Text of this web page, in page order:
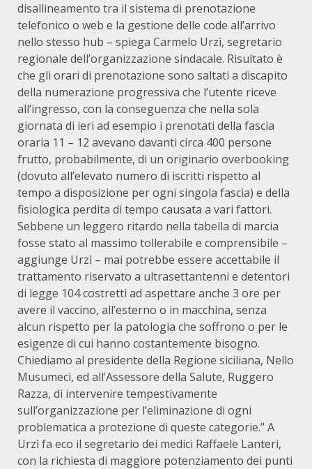
disallineamento tra il sistema di prenotazione
telefonico o web e la gestione delle code all’arrivo
nello stesso hub – spiega Carmelo Urzì, segretario
regionale dell’organizzazione sindacale. Risultato è
che gli orari di prenotazione sono saltati a discapito
della numerazione progressiva che l’utente riceve
all’ingresso, con la conseguenza che nella sola
giornata di ieri ad esempio i prenotati della fascia
oraria 11 – 12 avevano davanti circa 400 persone
frutto, probabilmente, di un originario overbooking
(dovuto all’elevato numero di iscritti rispetto al
tempo a disposizione per ogni singola fascia) e della
fisiologica perdita di tempo causata a vari fattori.
Sebbene un leggero ritardo nella tabella di marcia
fosse stato al massimo tollerabile e comprensibile –
aggiunge Urzì – mai potrebbe essere accettabile il
trattamento riservato a ultrasettantenni e detentori
di legge 104 costretti ad aspettare anche 3 ore per
avere il vaccino, all’esterno o in macchina, senza
alcun rispetto per la patologia che soffrono o per le
esigenze di cui hanno costantemente bisogno.
Chiediamo al presidente della Regione siciliana, Nello
Musumeci, ed all’Assessore della Salute, Ruggero
Razza, di intervenire tempestivamente
sull’organizzazione per l’eliminazione di ogni
problematica a protezione di queste categorie.” A
Urzì fa eco il segretario dei medici Raffaele Lanteri,
con la richiesta di maggiore potenziamento dei punti